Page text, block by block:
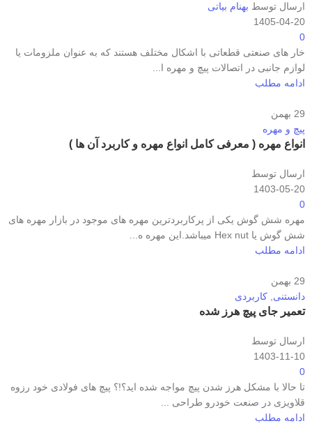
ارسال توسط بهنام بیاتی
1405-04-20
0
خار های صنعتی قطعاتی با اشکال مختلف هستند که به عنوان ملزومات یا
لوازم جانبی در اتصالات پیچ و مهره ا...
ادامه مطلب
29 بهمن
پیچ و مهره
انواع مهره ( معرفی کامل انواع مهره و کاربرد آن ها )
ارسال توسط
1403-05-20
0
مهره شش گوش یکی از پرکاربردترین مهره های موجود در بازار مهره های
شش گوش یا Hex nut میباشد.این مهره ه...
ادامه مطلب
29 بهمن
دانستنی کاربردی
تعمیر جای پیچ هرز شده
ارسال توسط
1403-11-10
0
تا حالا با مشکل هرز شدن پیچ مواجه شده اید؟!؟ پیچ های فولادی خود رزوه
قلاویزی در صنعت خودرو طراحی ...
ادامه مطلب